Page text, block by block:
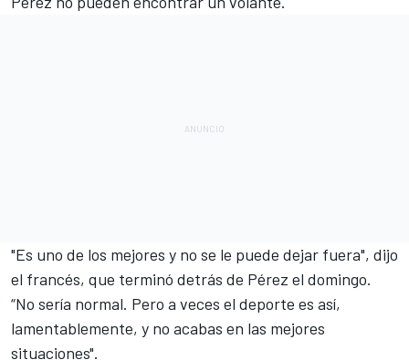
"Es uno de los mejores y no se le puede dejar fuera", dijo
el francés, que terminó detrás de Pérez el domingo.
“No sería normal. Pero a veces el deporte es así,
lamentablemente, y no acabas en las mejores
situaciones".